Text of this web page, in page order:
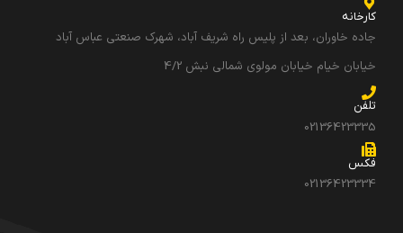
کارخانه
جاده خاوران، بعد از پلیس راه شریف آباد، شهرک صنعتی عباس آباد
خیابان خیام خیابان مولوی شمالی نبش 4/2
تلفن
02136423335
فکس
02136423334